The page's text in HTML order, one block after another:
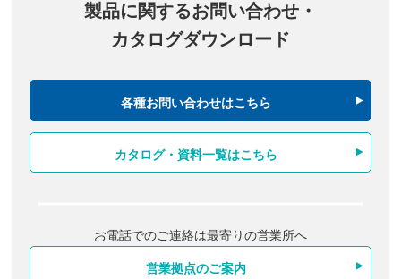
製品に関するお問い合わせ・
カタログダウンロード
各種お問い合わせはこちら
カタログ・資料一覧はこちら
お電話でのご連絡は最寄りの営業所へ
営業拠点のご案内